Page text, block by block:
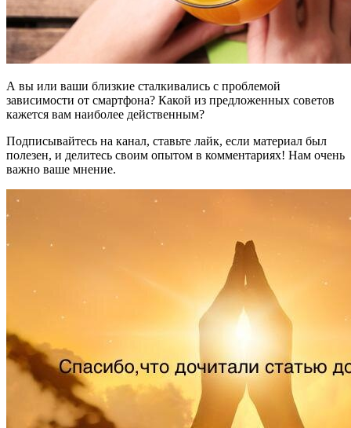
А вы или ваши близкие сталкивались с проблемой
зависимости от смартфона? Какой из предложенных советов
кажется вам наиболее действенным?
Подписывайтесь на канал, ставьте лайк, если материал был
полезен, и делитесь своим опытом в комментариях! Нам очень
важно ваше мнение.